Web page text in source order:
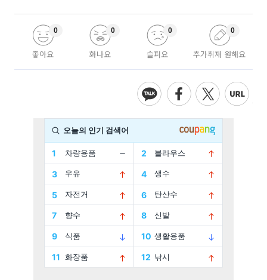
좋아요
0
화나요
0
슬퍼요
0
추가취재 원해요
0